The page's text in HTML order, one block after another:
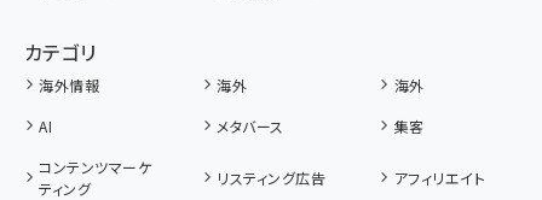
カテゴリ
海外情報 海外
海外
AI
メタバース
集客
コンテンツマーケ
ティング
リスティング広告 アフィリエイト